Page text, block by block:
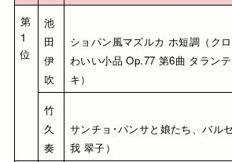
第
1
位
池
田
伊
吹
ショパン風マズルカ ホ短調（ク
わいい小品 Op.77 第6曲 タラン
キ）
竹
久
奏
サンチョ･パンサと娘たち、バル
我 翠子）